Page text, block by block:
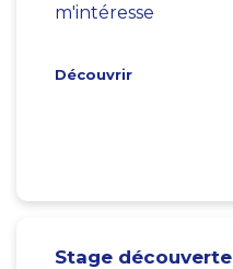
m'intéresse
Découvrir
Stage